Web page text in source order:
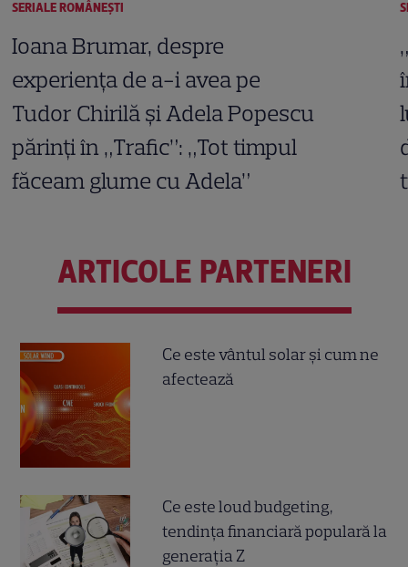
SERIALE ROMÂNEŞTI
Ioana Brumar, despre
experiența de a-i avea pe
Tudor Chirilă și Adela Popescu
părinți în „Trafic”: „Tot timpul
făceam glume cu Adela”
ARTICOLE PARTENERI
Ce este vântul solar și cum ne
afectează
Ce este loud budgeting,
tendința financiară populară la
generația Z